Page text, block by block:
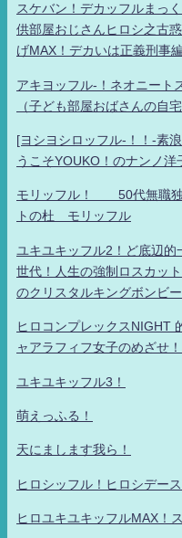
スケバン！デカッフルまっ
供部屋おじさんヒロシ之古
げMAX！デカいは正義刑事
アキヨッフル-！ネオニート
（子ども部屋おばさんの自
[ヨシヨシロッフル-！！-素
うこそYOUKO！のナンノ
モリッフル！ 50代無職独
トの杜 モリッフル
ユキユキッフル2！ど底辺
世代！人生の強制ロスカッ
のクリスタルキングボンビ
ヒロコンプレックスNIGHT
ャアラフィフ女子のめざせ
ユキユキッフル3！
萌えっふる！
天にまします我ら！
ヒロシッフル！ヒロシデー
ヒロユキユキッフルMAX！